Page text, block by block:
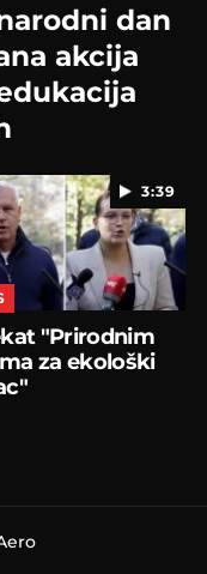
dan
akcija
3:39
"Prirodnim
za ekološki